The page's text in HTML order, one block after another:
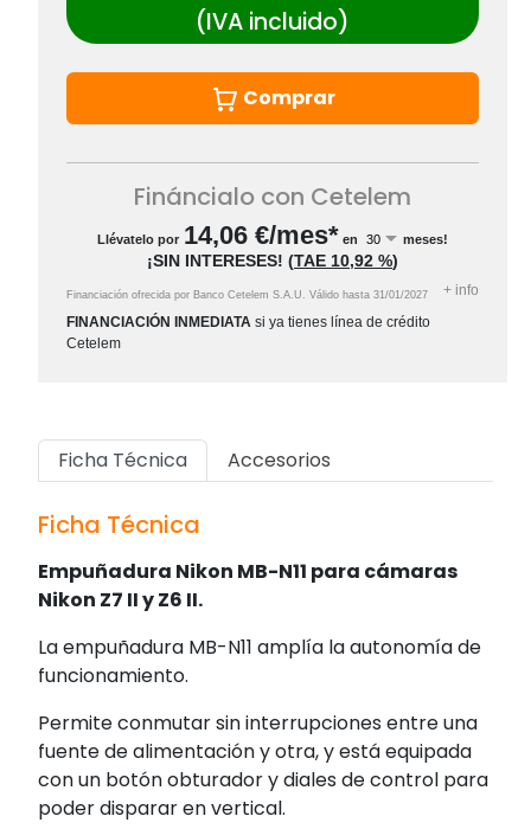
(IVA incluido)
Comprar
Fináncialo con Cetelem
Llévatelo por 14,06 €/mes* en meses!
¡SIN INTERESES! (TAE 10,92 %)
Financiación ofrecida por Banco Cetelem S.A.U. Válido hasta 31/01/2027 + info
FINANCIACIÓN INMEDIATA si ya tienes línea de crédito
Cetelem
Ficha Técnica Accesorios
Ficha Técnica
Empuñadura Nikon MB-N11 para cámaras
Nikon Z7 II y Z6 II.
La empuñadura MB-N11 amplía la autonomía de
funcionamiento.
Permite conmutar sin interrupciones entre una
fuente de alimentación y otra, y está equipada
con un botón obturador y diales de control para
poder disparar en vertical.